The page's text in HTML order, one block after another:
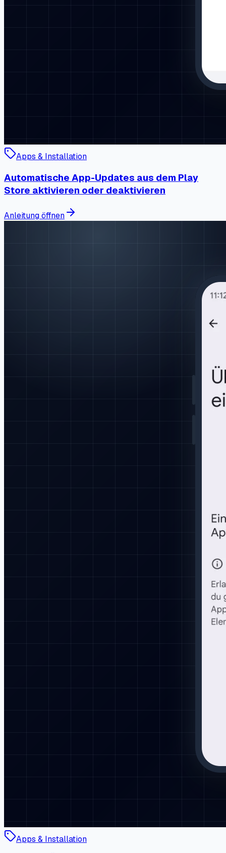
Apps & Installation
Automatische App-Updates aus dem Play
Store aktivieren oder deaktivieren
Anleitung öffnen
Apps & Installation